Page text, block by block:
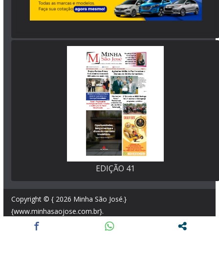
EDIÇÃO 41
Copyright © { 2026 Minha São José.}
{www.minhasaojose.com.br}.
Powered by {Leandro Manetta} and